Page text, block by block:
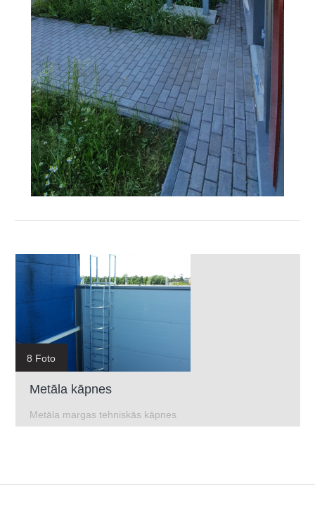
8 Foto
Metāla kāpnes
Metāla margas tehniskās kāpnes